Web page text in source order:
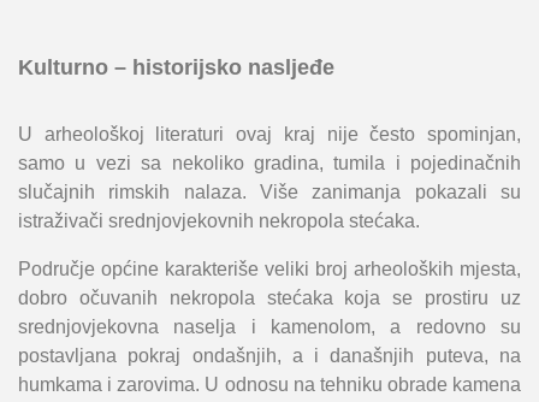
Kulturno – historijsko nasljeđe
U arheološkoj literaturi ovaj kraj nije često spominjan,
samo u vezi sa nekoliko gradina, tumila i pojedinačnih
slučajnih rimskih nalaza. Više zanimanja pokazali su
istraživači srednjovjekovnih nekropola stećaka.
Područje općine karakteriše veliki broj arheoloških mjesta,
dobro očuvanih nekropola stećaka koja se prostiru uz
srednjovjekovna naselja i kamenolom, a redovno su
postavljana pokraj ondašnjih, a i današnjih puteva, na
humkama i zarovima. U odnosu na tehniku obrade kamena